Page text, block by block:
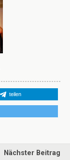
teilen
Nächster Beitrag